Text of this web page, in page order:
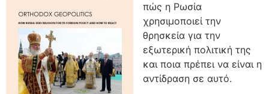
πώς η Ρωσία
χρησιμοποιεί την
θρησκεία για την
εξωτερική πολιτική της
και ποια πρέπει να είναι η
αντίδραση σε αυτό.